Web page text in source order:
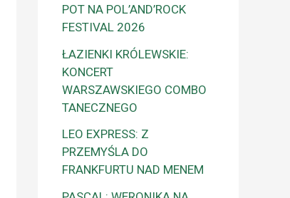
POT NA POL’AND’ROCK
FESTIVAL 2026
ŁAZIENKI KRÓLEWSKIE:
KONCERT
WARSZAWSKIEGO COMBO
TANECZNEGO
LEO EXPRESS: Z
PRZEMYŚLA DO
FRANKFURTU NAD MENEM